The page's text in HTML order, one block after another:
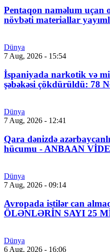
Pentaqon naməlum uçan
növbəti materiallar
Dünya
7 Aug, 2026 - 15:54
İspaniyada narkotik və
şəbəkəsi çökdürüldü:
Dünya
7 Aug, 2026 - 12:41
Qara dənizdə
hücumu - ANBAAN
Dünya
7 Aug, 2026 - 09:14
Avropada istilər can
ÖLƏNLƏRİN SAYI 25
Dünya
6 Aug, 2026 - 16:06